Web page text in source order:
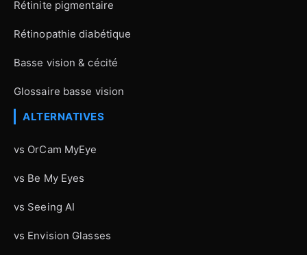
Rétinite pigmentaire
Rétinopathie diabétique
Basse vision & cécité
Glossaire basse vision
ALTERNATIVES
vs OrCam MyEye
vs Be My Eyes
vs Seeing AI
vs Envision Glasses